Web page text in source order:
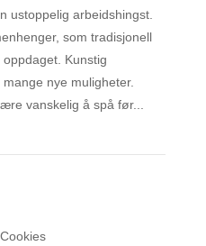
ustoppelig arbeidshingst.
som tradisjonell
Kunstig
nye muligheter.
vanskelig å spå før...
Cookies